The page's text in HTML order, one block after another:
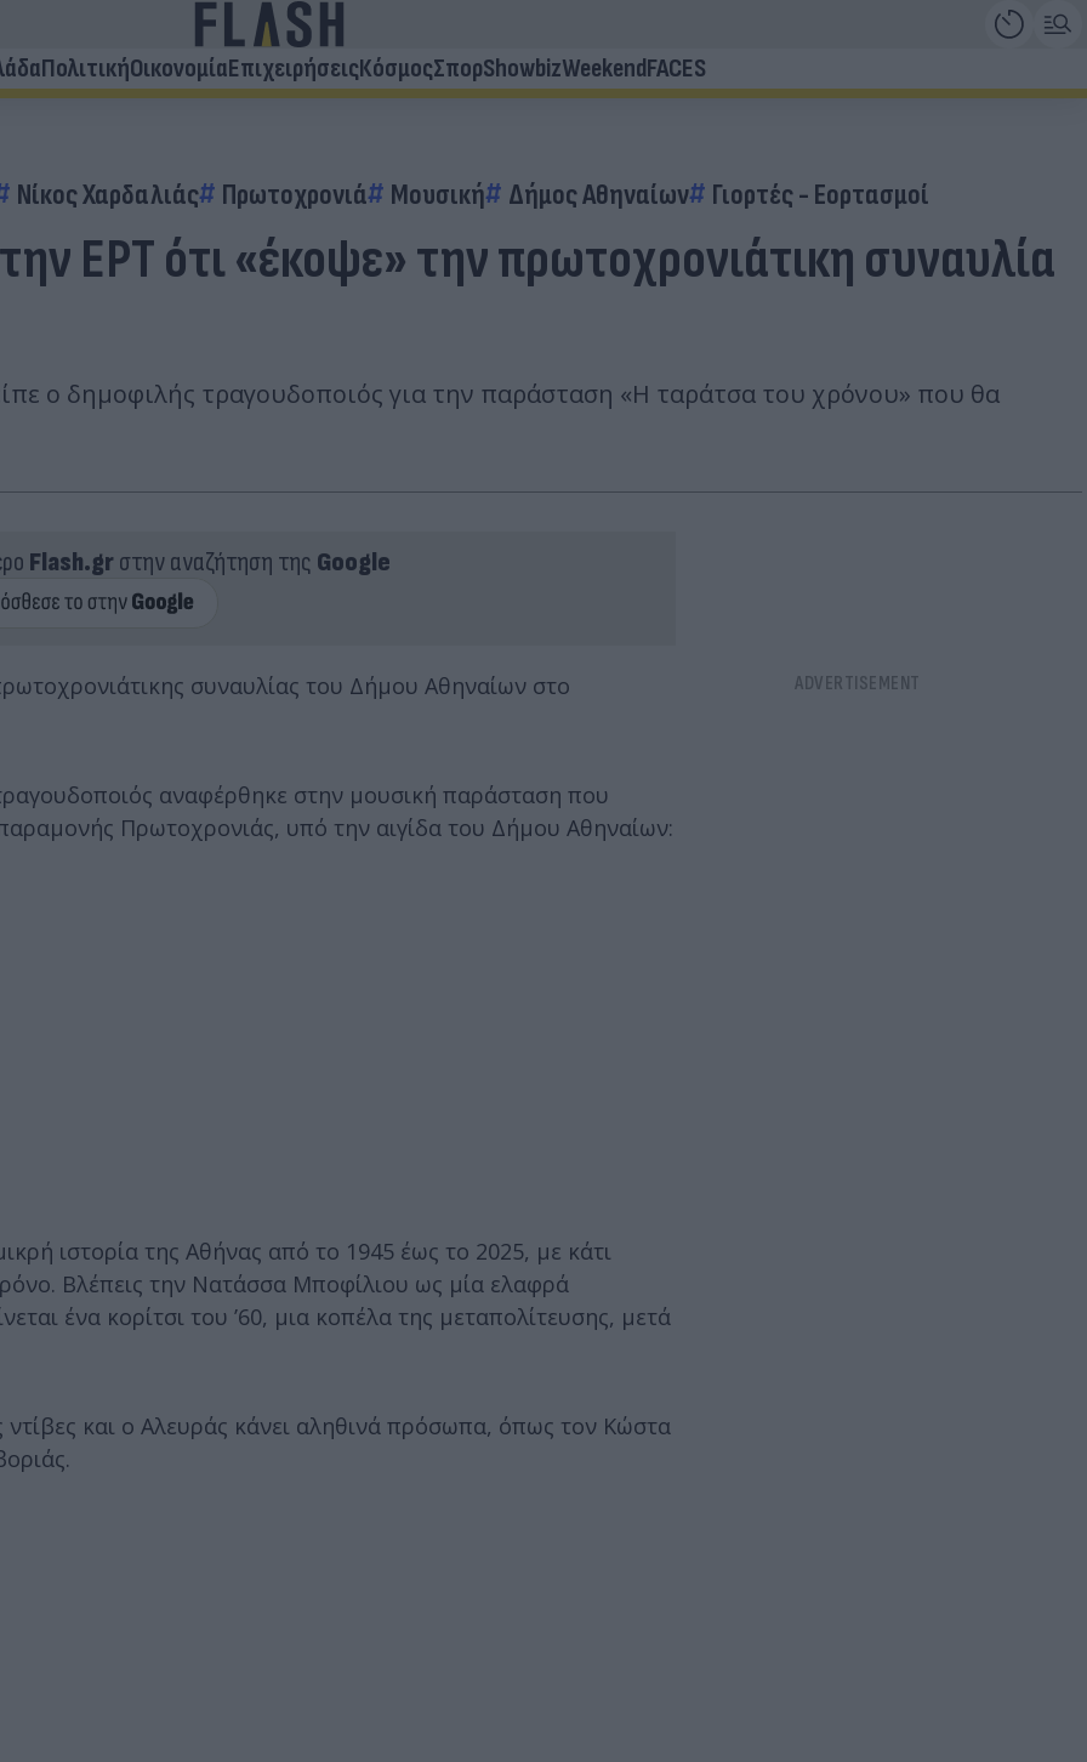
ΠολιτικήΟικονομίαΕπιχειρήσειςΚόσμοςΣπορShowbizWeekendFACES
Νίκος Χαρδαλιάς Πρωτοχρονιά Μουσική Δήμος Αθηναίων Γιορτές - Εορτασμοί
ΕΡΤ ότι «έκοψε» την πρωτοχρονιάτικη συναυλία
ο δημοφιλής τραγουδοποιός για την παράσταση «Η ταράτσα του χρόνου» που θα
Flash.grστην αναζήτηση της Google
συναυλίας του Δήμου Αθηναίων στο
αναφέρθηκε στην μουσική παράσταση που
Πρωτοχρονιάς, υπό την αιγίδα του Δήμου Αθηναίων:
ιστορία της Αθήνας από το 1945 έως το 2025, με κάτι
Βλέπεις την Νατάσσα Μποφίλιου ως μία ελαφρά
ένα κορίτσι του ’60, μια κοπέλα της μεταπολίτευσης, μετά
και ο Αλευράς κάνει αληθινά πρόσωπα, όπως τον Κώστα